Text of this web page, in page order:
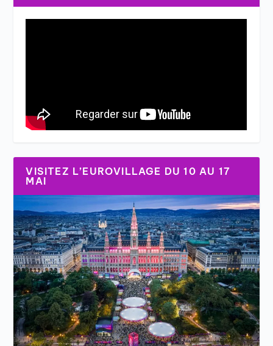
VISITEZ L’EUROVILLAGE DU 10 AU 17
MAI